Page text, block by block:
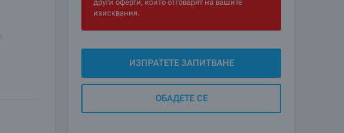
други оферти, които отговарят на вашите
изисквания.
ИЗПРАТЕТЕ ЗАПИТВАНЕ
ОБАДЕТЕ СЕ